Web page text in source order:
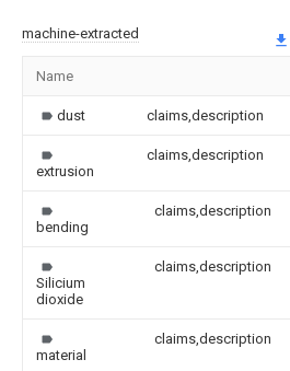
machine-extracted
Name
dust claims,description
extrusion
claims,description
bending
claims,description
Silicium
dioxide
claims,description
material
claims,description